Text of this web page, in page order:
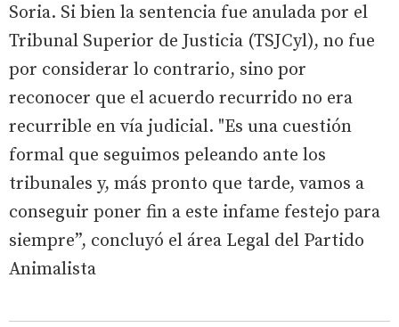
Soria. Si bien la sentencia fue anulada por el
Tribunal Superior de Justicia (TSJCyl), no fue
por considerar lo contrario, sino por
reconocer que el acuerdo recurrido no era
recurrible en vía judicial. "Es una cuestión
formal que seguimos peleando ante los
tribunales y, más pronto que tarde, vamos a
conseguir poner fin a este infame festejo para
siempre”, concluyó el área Legal del Partido
Animalista